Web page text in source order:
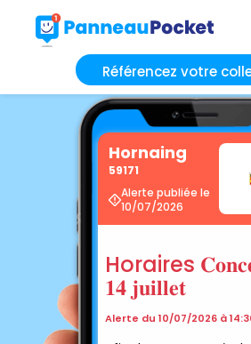
Référencez votre
Hornaing
59171
Alerte publiée le
10/07/2026
Horaires
𝟏𝟒 𝐣𝐮𝐢𝐥𝐥𝐞𝐭
Alerte du 10/07/2026 à